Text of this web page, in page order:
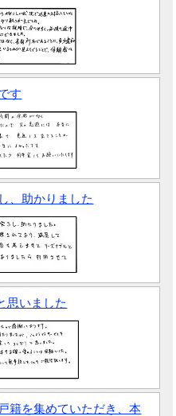
す
、助かりました
思いました
籍を集めていただき、本